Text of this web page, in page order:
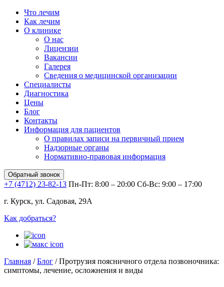
Что лечим
Как лечим
О клинике
О нас
Лицензии
Вакансии
Галерея
Сведения о медицинской организации
Специалисты
Диагностика
Цены
Блог
Контакты
Информация для пациентов
О правилах записи на первичный прием
Надзорные органы
Нормативно-правовая информация
Обратный звонок
+7 (4712) 23-82-13 Пн-Пт: 8:00 – 20:00 Сб-Вс: 9:00 – 17:00
г. Курск, ул. Садовая, 29А
Как добраться?
Главная /Блог /Протрузия поясничного отдела позвоночника:
симптомы, лечение, осложнения и виды